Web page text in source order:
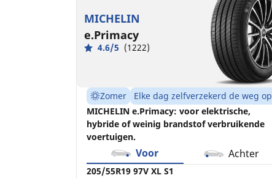
MICHELIN
e.Primacy
4.6/5 (1222)
Zomer
Elke dag zelfverzekerd de weg op
MICHELIN e.Primacy: voor elektrische,
hybride of weinig brandstof verbruikende
voertuigen.
Voor Achter
205/55R19 97V XL S1